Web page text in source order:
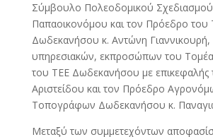
Σύμβουλο Πολεοδομικού Σχεδιασμού
Παπαοικονόμου και τον Πρόεδρο του
Δωδεκανήσου κ. Αντώνη
υπηρεσιακών, εκπροσώπων του Τομέα
του ΤΕΕ Δωδεκανήσου με επικεφαλής
Αριστείδου και τον Πρόεδρο
Τοπογράφων Δωδεκανήσου κ.
Μεταξύ των συμμετεχόντων